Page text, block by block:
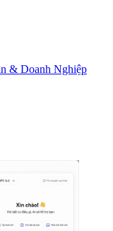
& Doanh Nghiệp